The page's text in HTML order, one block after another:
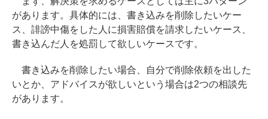
があります。具体的には、書き込みを削除したいケー
ス、誹謗中傷をした人に損害賠償を請求したいケース、
書き込んだ人を処罰して欲しいケースです。
書き込みを削除したい場合、自分で削除依頼を出した
いとか、アドバイスが欲しいという場合は2つの相談先
があります。